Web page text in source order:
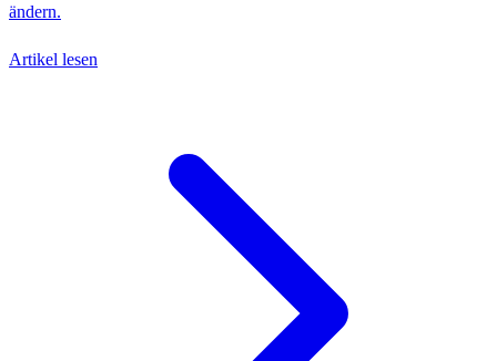
ändern.
Artikel lesen